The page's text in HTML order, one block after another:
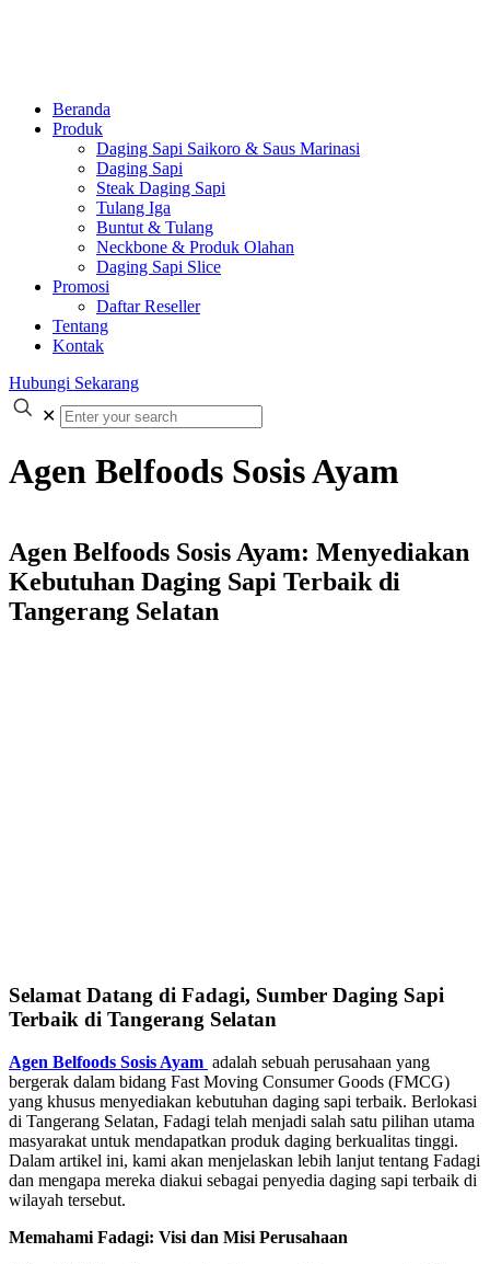
Beranda
Produk
Daging Sapi Saikoro & Saus Marinasi
Daging Sapi
Steak Daging Sapi
Tulang Iga
Buntut & Tulang
Neckbone & Produk Olahan
Daging Sapi Slice
Promosi
Daftar Reseller
Tentang
Kontak
Hubungi Sekarang
✕
Agen Belfoods Sosis Ayam
Agen Belfoods Sosis Ayam: Menyediakan
Kebutuhan Daging Sapi Terbaik di
Tangerang Selatan
Selamat Datang di Fadagi, Sumber Daging Sapi
Terbaik di Tangerang Selatan
Agen Belfoods Sosis Ayam adalah sebuah perusahaan yang
bergerak dalam bidang Fast Moving Consumer Goods (FMCG)
yang khusus menyediakan kebutuhan daging sapi terbaik. Berlokasi
di Tangerang Selatan, Fadagi telah menjadi salah satu pilihan utama
masyarakat untuk mendapatkan produk daging berkualitas tinggi.
Dalam artikel ini, kami akan menjelaskan lebih lanjut tentang Fadagi
dan mengapa mereka diakui sebagai penyedia daging sapi terbaik di
wilayah tersebut.
Memahami Fadagi: Visi dan Misi Perusahaan